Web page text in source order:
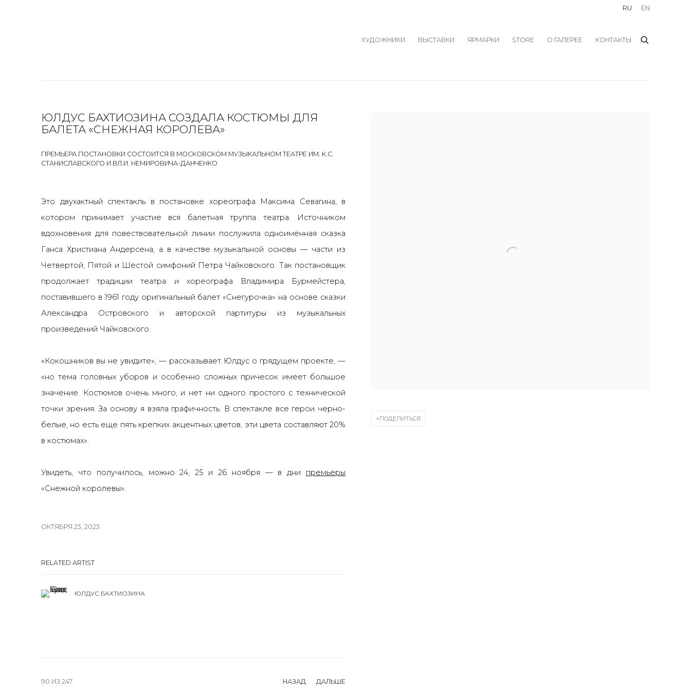
ХУДОЖНИКИ ВЫСТАВКИ ЯРМАРКИ STORE О ГАЛЕРЕЕ КОНТАКТЫ
RU EN
ЮЛДУС БАХТИОЗИНА СОЗДАЛА КОСТЮМЫ ДЛЯ
БАЛЕТА «СНЕЖНАЯ КОРОЛЕВА»
ПРЕМЬЕРА ПОСТАНОВКИ СОСТОИТСЯ В МОСКОВСКОМ МУЗЫКАЛЬНОМ ТЕАТРЕ ИМ. К.С.
СТАНИСЛАВСКОГО И ВЛ.И. НЕМИРОВИЧА-ДАНЧЕНКО
ПОДЕЛИТЬСЯ
Это двухактный спектакль в постановке хореографа Максима Севагина, в
котором принимает участие вся балетная труппа театра. Источником
вдохновения для повествовательной линии послужила одноимённая сказка
Ганса Христиана Андерсена, а в качестве музыкальной основы — части из
Четвертой, Пятой и Шестой симфоний Петра Чайковского. Так постановщик
продолжает традиции театра и хореографа Владимира Бурмейстера,
поставившего в 1961 году оригинальный балет «Снегурочка» на основе сказки
Александра Островского и авторской партитуры из музыкальных
произведений Чайковского.
«Кокошников вы не увидите», — рассказывает Юлдус о грядущем проекте, —
«но тема головных уборов и особенно сложных причесок имеет большое
значение. Костюмов очень много, и нет ни одного простого с технической
точки зрения. За основу я взяла графичность. В спектакле все герои черно-
белые, но есть еще пять крепких акцентных цветов, эти цвета составляют 20%
в костюмах».
Увидеть, что получилось, можно 24, 25 и 26 ноября — в дни премьеры
«Снежной королевы».
ОКТЯБРЯ 23, 2023
RELATED ARTIST
ЮЛДУС БАХТИОЗИНА
НАЗАД ДАЛЬШЕ
90 ИЗ 247